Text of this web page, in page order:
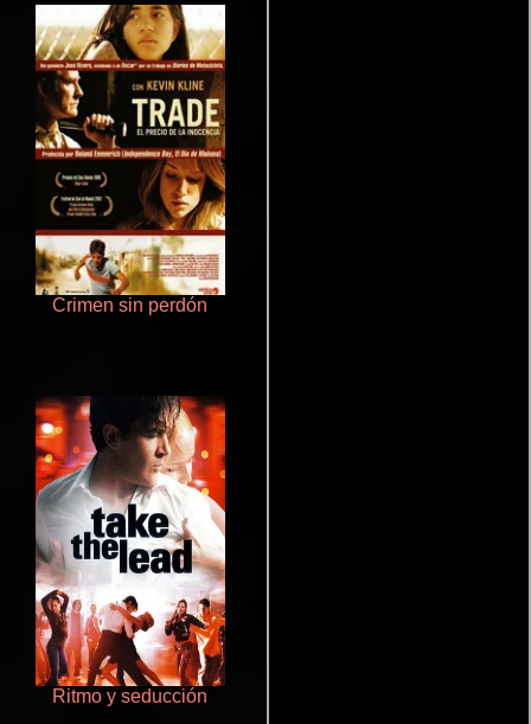
Crimen sin perdón
Ritmo y seducción